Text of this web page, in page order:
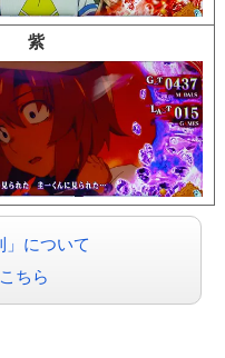
紫
」について
ちら